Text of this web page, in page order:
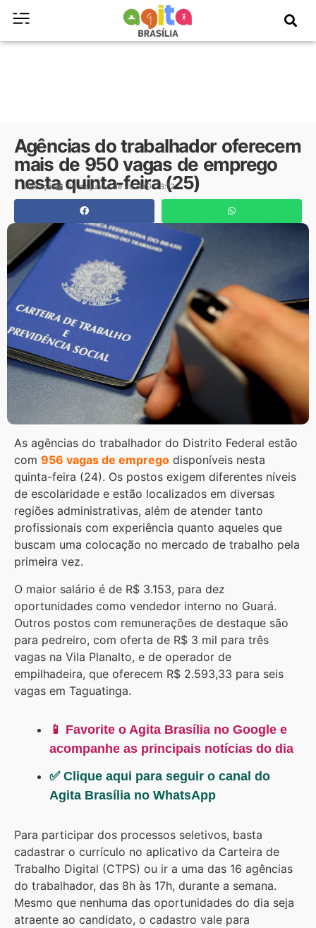
Agências do trabalhador oferecem
mais de 950 vagas de emprego
nesta quinta-feira (25)
Redação 24 de junho de 2026 23:12
As agências do trabalhador do Distrito Federal estão
com 956 vagas de emprego disponíveis nesta
quinta-feira (24). Os postos exigem diferentes níveis
de escolaridade e estão localizados em diversas
regiões administrativas, além de atender tanto
profissionais com experiência quanto aqueles que
buscam uma colocação no mercado de trabalho pela
primeira vez.
O maior salário é de R$ 3.153, para dez
oportunidades como vendedor interno no Guará.
Outros postos com remunerações de destaque são
para pedreiro, com oferta de R$ 3 mil para três
vagas na Vila Planalto, e de operador de
empilhadeira, que oferecem R$ 2.593,33 para seis
vagas em Taguatinga.
📱 Favorite o Agita Brasília no Google e
acompanhe as principais notícias do dia
✅ Clique aqui para seguir o canal do
Agita Brasília no WhatsApp
Para participar dos processos seletivos, basta
cadastrar o currículo no aplicativo da Carteira de
Trabalho Digital (CTPS) ou ir a uma das 16 agências
do trabalhador, das 8h às 17h, durante a semana.
Mesmo que nenhuma das oportunidades do dia seja
atraente ao candidato, o cadastro vale para